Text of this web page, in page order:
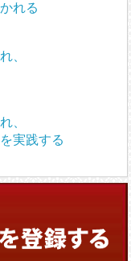
れる
、
、
実践する